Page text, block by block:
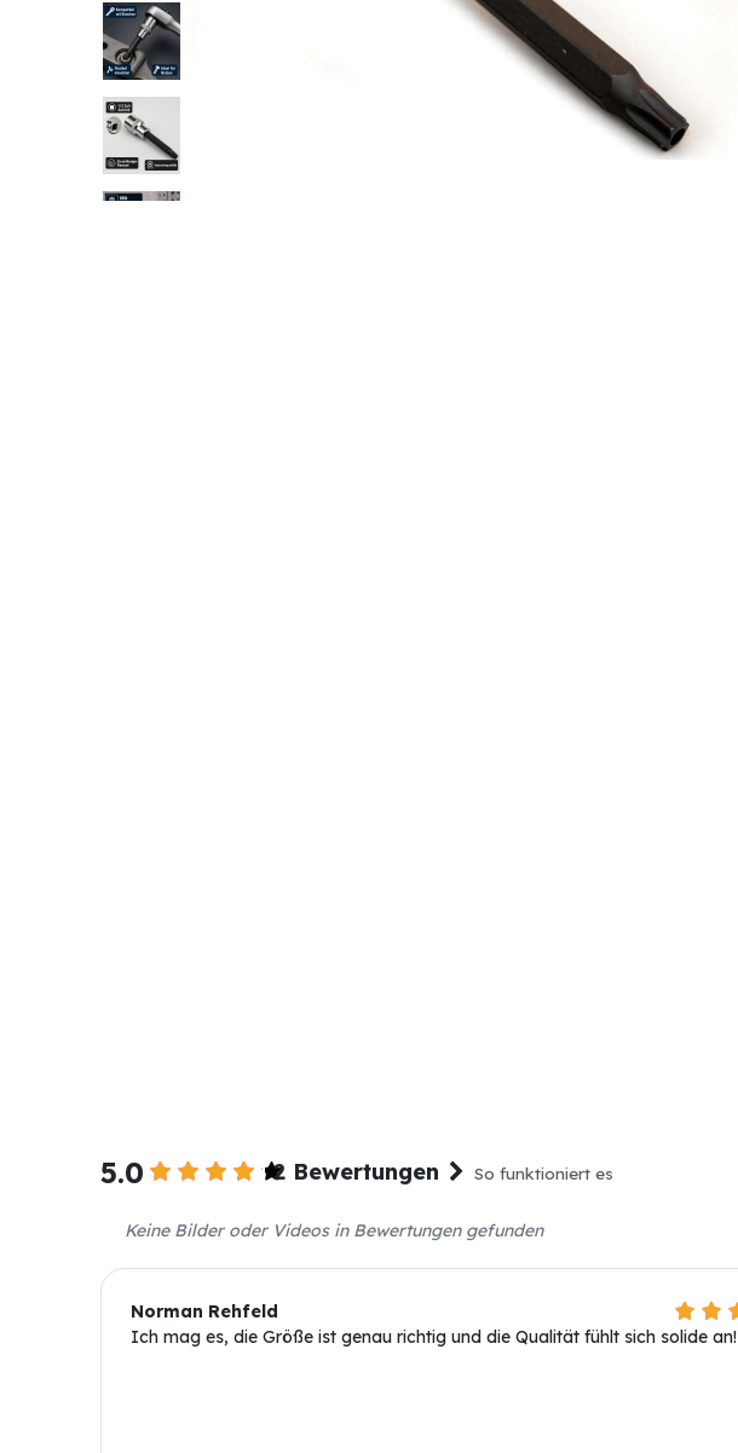
5.0 2 Bewertungen So funktioniert es
Keine Bilder oder Videos in Bewertungen gefunden
Norman Rehfeld
Ich mag es, die Größe ist genau richtig und die Qualität fühlt sich solide an!